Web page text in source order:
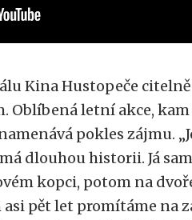
Kina Hustopeče
Oblíbená letní akce,
pokles zájmu.
dlouhou historii. Já
kopci, potom na
pět let promítáme na